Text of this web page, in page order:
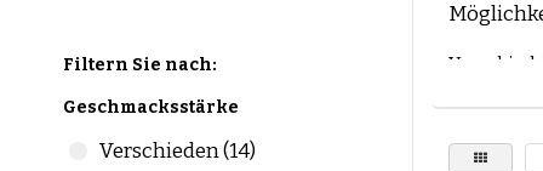
Filtern Sie nach:
Geschmacksstärke
Verschieden (14)